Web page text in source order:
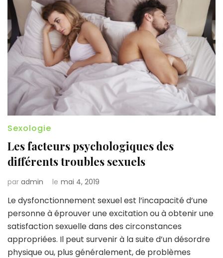
Sexologie
Les facteurs psychologiques des
différents troubles sexuels
par admin le mai 4, 2019
Le dysfonctionnement sexuel est l’incapacité d’une
personne à éprouver une excitation ou à obtenir une
satisfaction sexuelle dans des circonstances
appropriées. Il peut survenir à la suite d’un désordre
physique ou, plus généralement, de problèmes